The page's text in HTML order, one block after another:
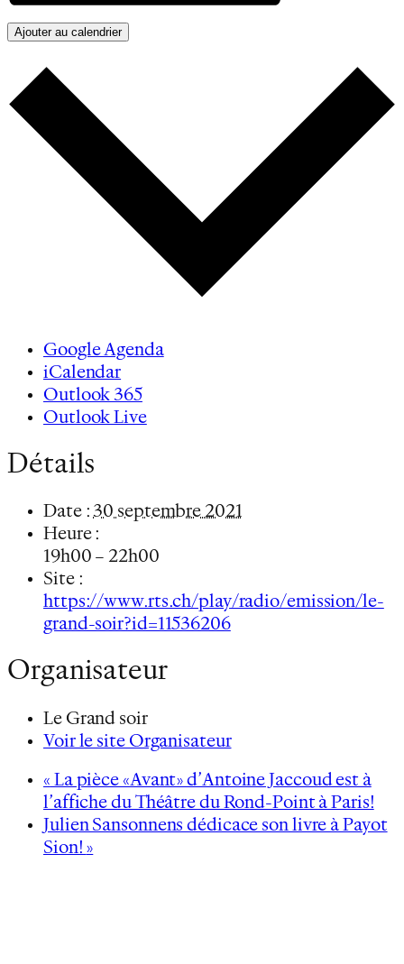
Ajouter au calendrier
Google Agenda
iCalendar
Outlook 365
Outlook Live
Détails
Date : 30 septembre 2021
Heure :
19h00 – 22h00
Site :
https://www.rts.ch/play/radio/emission/le-
grand-soir?id=11536206
Organisateur
Le Grand soir
Voir le site Organisateur
« La pièce «Avant» d’Antoine Jaccoud est à
l’affiche du Théâtre du Rond-Point à Paris!
Julien Sansonnens dédicace son livre à Payot
Sion! »